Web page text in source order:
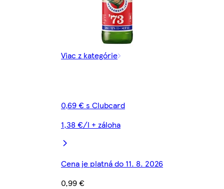
Viac z kategórie
0,69 € s Clubcard
1,38 €/l + záloha
Cena je platná do 11. 8. 2026
0,99 €